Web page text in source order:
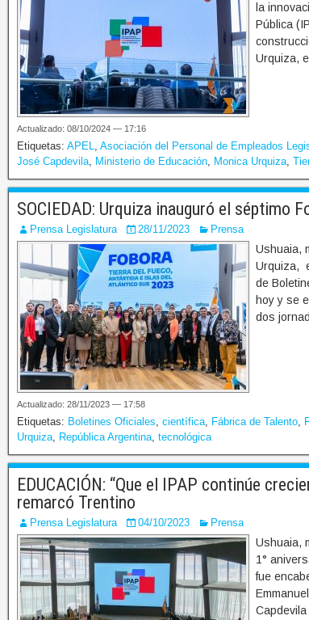
la
Pública
Urquiza,
Actualizado: 08/10/2024 — 17:16
Etiquetas: APEL, Asociación del Personal de Empleados
José Capdevila, Ministerio de Educación, Monica Urquiza,
SOCIEDAD: Urquiza inauguró el séptimo
Prensa Legislatura 28/11/2023 Prensa
Ushuaia,
Urquiza,
de
hoy y se
dos
Actualizado: 28/11/2023 — 17:58
Etiquetas: Boletines Oficiales, científica, Fábrica de Talento,
Urquiza, República Argentina, tecnológica
EDUCACIÓN: “Que el IPAP continúe
remarcó Trentino
Prensa Legislatura 04/10/2023 Prensa
Ushuaia,
1°
fue